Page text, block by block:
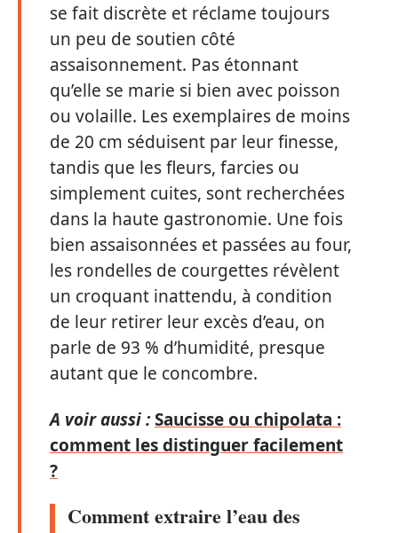
se fait discrète et réclame toujours
un peu de soutien côté
assaisonnement. Pas étonnant
qu’elle se marie si bien avec poisson
ou volaille. Les exemplaires de moins
de 20 cm séduisent par leur finesse,
tandis que les fleurs, farcies ou
simplement cuites, sont recherchées
dans la haute gastronomie. Une fois
bien assaisonnées et passées au four,
les rondelles de courgettes révèlent
un croquant inattendu, à condition
de leur retirer leur excès d’eau, on
parle de 93 % d’humidité, presque
autant que le concombre.
A voir aussi :Saucisse ou chipolata :
comment les distinguer facilement
?
Comment extraire l’eau des